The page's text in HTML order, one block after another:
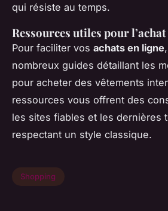
qui résiste au temps.
Ressources utiles pour l’achat
Pour faciliter vos achats en ligne
nombreux guides détaillant les
pour acheter des vêtements
ressources vous offrent des
les sites fiables et les dernières
respectant un style classique.
Shopping